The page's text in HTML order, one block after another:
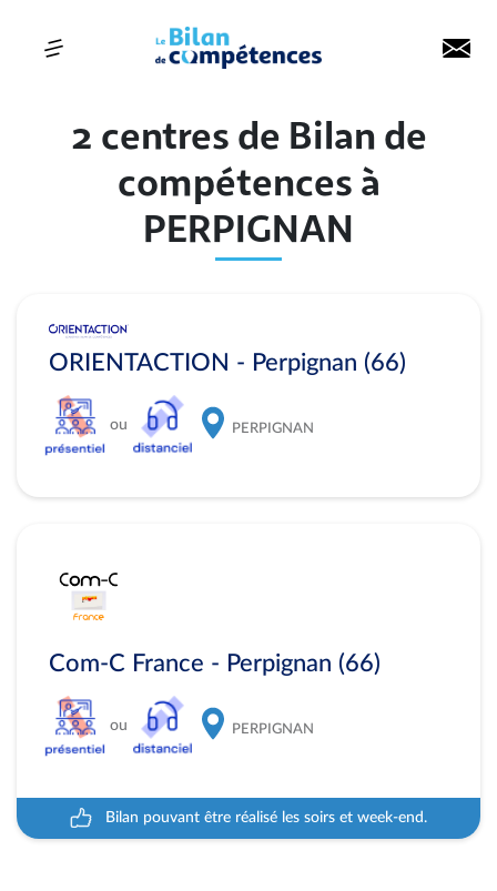
2 centres de Bilan de
compétences à
PERPIGNAN
ORIENTACTION - Perpignan (66)
ou PERPIGNAN
Com-C France - Perpignan (66)
ou PERPIGNAN
Bilan pouvant être réalisé les soirs et week-end.